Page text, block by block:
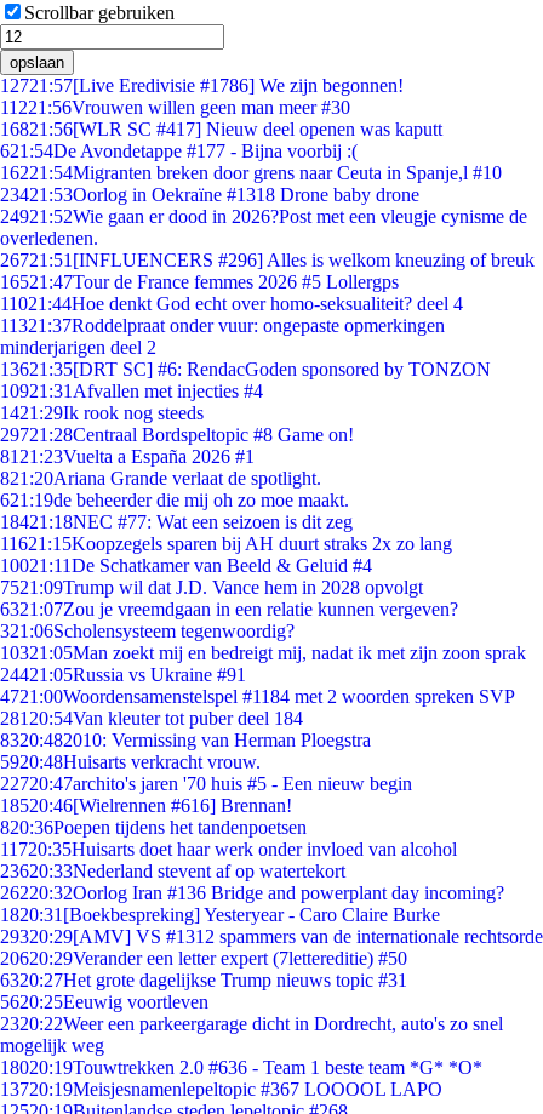
Scrollbar gebruiken
opslaan
12721:57[Live Eredivisie #1786] We zijn begonnen!
11221:56Vrouwen willen geen man meer #30
16821:56[WLR SC #417] Nieuw deel openen was kaputt
621:54De Avondetappe #177 - Bijna voorbij :(
16221:54Migranten breken door grens naar Ceuta in Spanje,l #10
23421:53Oorlog in Oekraïne #1318 Drone baby drone
24921:52Wie gaan er dood in 2026?Post met een vleugje cynisme de
overledenen.
26721:51 [INFLUENCERS #296] Alles is welkom kneuzing of breuk
16521:47Tour de France femmes 2026 #5 Lollergps
11021:44Hoe denkt God echt over homo-seksualiteit? deel 4
11321:37Roddelpraat onder vuur: ongepaste opmerkingen
minderjarigen deel 2
13621:35[DRT SC] #6: RendacGoden sponsored by TONZON
10921:31 Afvallen met injecties #4
1421:29Ik rook nog steeds
29721:28Centraal Bordspeltopic #8 Game on!
81 21:23Vuelta a España 2026 #1
821:20Ariana Grande verlaat de spotlight.
621:19de beheerder die mij oh zo moe maakt.
18421:18NEC #77: Wat een seizoen is dit zeg
11621:15Koopzegels sparen bij AH duurt straks 2x zo lang
10021:11De Schatkamer van Beeld & Geluid #4
7521:09Trump wil dat J.D. Vance hem in 2028 opvolgt
6321:07Zou je vreemdgaan in een relatie kunnen vergeven?
321:06Scholensysteem tegenwoordig?
10321:05Man zoekt mij en bedreigt mij, nadat ik met zijn zoon sprak
24421:05Russia vs Ukraine #91
4721:00Woordensamenstelspel #1184 met 2 woorden spreken SVP
281 20:54Van kleuter tot puber deel 184
8320:482010: Vermissing van Herman Ploegstra
5920:48Huisarts verkracht vrouw.
22720:47archito's jaren '70 huis #5 - Een nieuw begin
18520:46[Wielrennen #616] Brennan!
820:36Poepen tijdens het tandenpoetsen
11720:35Huisarts doet haar werk onder invloed van alcohol
23620:33Nederland stevent af op watertekort
26220:32Oorlog Iran #136 Bridge and powerplant day incoming?
1820:31 [Boekbespreking] Yesteryear - Caro Claire Burke
29320:29[AMV] VS #1312 spammers van de internationale rechtsorde
20620:29Verander een letter expert (7lettereditie) #50
6320:27Het grote dagelijkse Trump nieuws topic #31
5620:25Eeuwig voortleven
2320:22Weer een parkeergarage dicht in Dordrecht, auto's zo snel
mogelijk weg
18020:19Touwtrekken 2.0 #636 - Team 1 beste team *G* *O*
13720:19Meisjesnamenlepeltopic #367 LOOOOL LAPO